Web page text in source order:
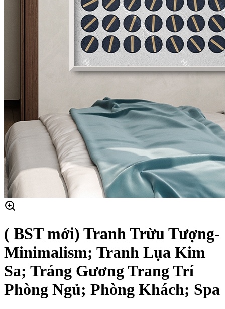
( BST mới) Tranh Trừu Tượng-
Minimalism; Tranh Lụa Kim
Sa; Tráng Gương Trang Trí
Phòng Ngủ; Phòng Khách; Spa